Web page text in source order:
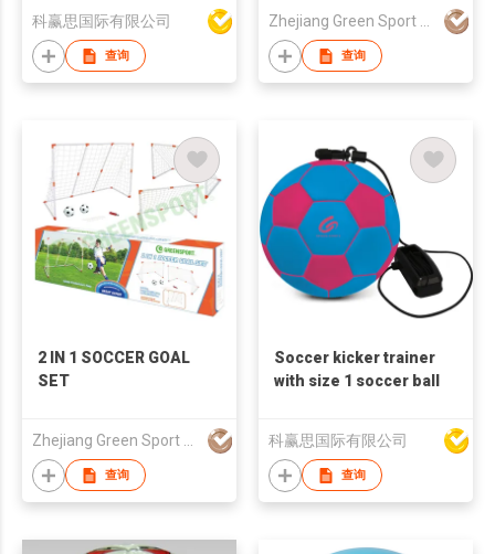
科赢思国际有限公司
查询 查询
2 IN 1 SOCCER GOAL
SET
Zhejiang Green Sport Manufactory Co., Ltd.
查询
Soccer kicker trainer
with size 1 soccer ball
科赢思国际有限公司
查询